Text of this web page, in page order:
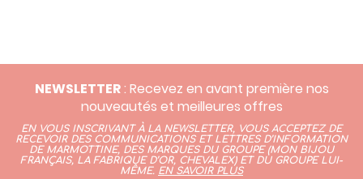
NEWSLETTER: Recevez en avant première nos
nouveautés et meilleures offres
EN VOUS INSCRIVANT À LA NEWSLETTER, VOUS ACCEPTEZ DE
RECEVOIR DES COMMUNICATIONS ET LETTRES D’INFORMATION
DE MARMOTTINE, DES MARQUES DU GROUPE (MON BIJOU
FRANÇAIS, LA FABRIQUE D’OR, CHEVALEX)ET DU GROUPE LUI-
MÊME. EN SAVOIR PLUS